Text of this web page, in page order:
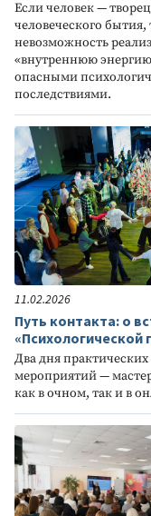
Если человек —
человеческого бытия,
невозможность
«внутреннюю
опасными
последствиями.
11.02.2026
Путь контакта: о
«Психологической
Два дня
мероприятий —
как в очном, так и в